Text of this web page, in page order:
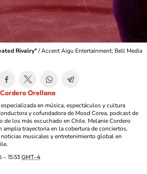
Rivalry"/Accent Aigu Entertainment; Bell Media
Orellana
en música, espectáculos y cultura
y cofundadora de Mood Corea, podcast de
de los más escuchado en Chile. Melanie Cordero
amplia trayectoria en la cobertura de conciertos,
musicales y entretenimiento global en
- 15:53 GMT-4